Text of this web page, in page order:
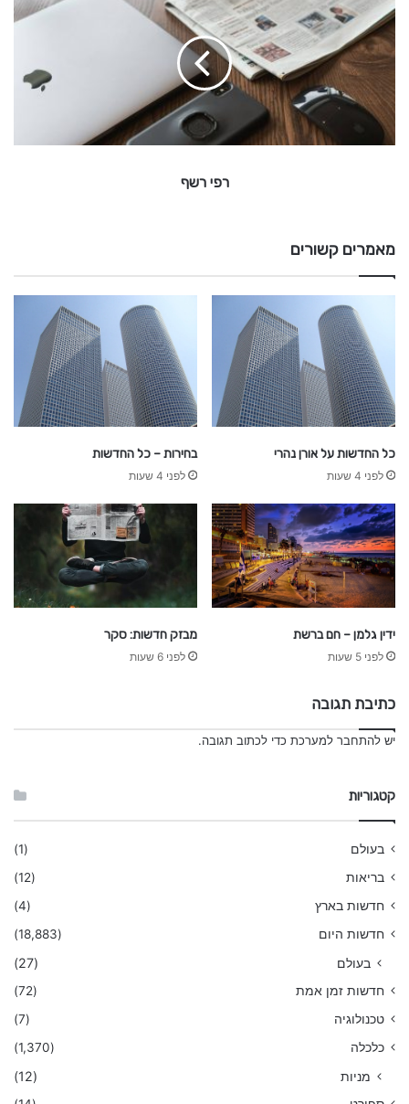
פ
י
ר
ף
רפי רשף
מאמרים קשורים
כל החדשות על אורן נהרי
לפני 4 שעות
בחירות – כל החדשות
לפני 4 שעות
ידין גלמן – חם ברשת
לפני 5 שעות
מבזק חדשות: סקר
לפני 6 שעות
כתיבת תגובה
יש להתחבר למערכת כדי לכתוב תגובה.
קטגוריות
בעולם
(1)
בריאות
(12)
חדשות בארץ
(4)
חדשות היום
(18,883)
בעולם (27)
חדשות זמן אמת
(72)
טכנולוגיה
(7)
כלכלה
(1,370)
מניות (12)